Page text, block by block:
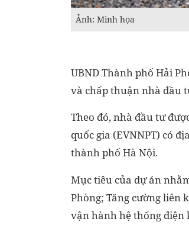
Ảnh: Minh họa
UBND Thành phố Hải
và chấp thuận nhà đầu
Theo đó, nhà đầu tư
quốc gia (EVNNPT) có
thành phố Hà Nội.
Mục tiêu của dự án
Phòng; Tăng cường liên
vận hành hệ thống điện